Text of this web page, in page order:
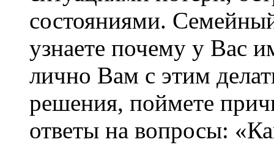
состояниями.
узнаете почему у Вас
лично Вам с этим
решения, поймете
ответы на вопросы: